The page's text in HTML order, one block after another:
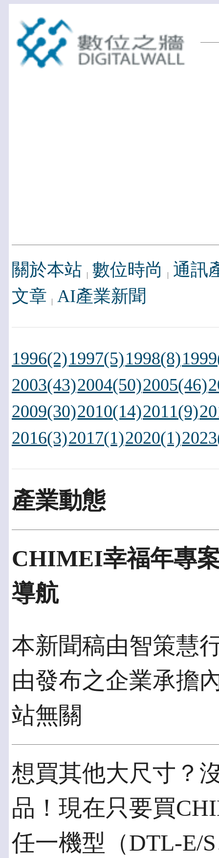
關於本站 數位時尚
通訊
文章 AI產業新聞
1996(2)1997(5)1998(8)
2003(43)2004(50)2005(46)
2009(30)2010(14)2011(9)
2016(3)2017(1)2020(1)
產業動態
CHIMEI幸福年專
導航
本新聞稿由智策慧
由發布之企業承擔
站無關
想買其他大尺寸？
品！現在只要買
任一機型（DTL-E/